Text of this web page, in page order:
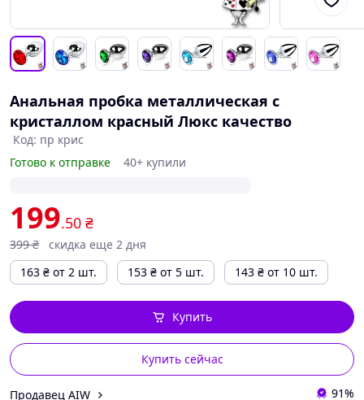
Анальная пробка металлическая с
кристаллом красный Люкс качество
Код: пр крис
Готово к отправке
40+ купили
199.50 ₴
399 ₴
скидка еще 2 дня
163 ₴ от 2 шт. 153 ₴ от 5 шт. 143 ₴ от 10 шт.
Купить сейчас
Купить
Продавец AIW 91%